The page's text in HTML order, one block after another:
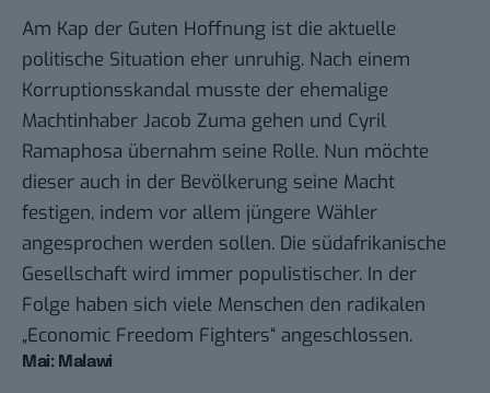
Am Kap der Guten Hoffnung ist die aktuelle
politische Situation eher unruhig. Nach einem
Korruptionsskandal musste der ehemalige
Machtinhaber Jacob Zuma gehen und Cyril
Ramaphosa übernahm seine Rolle. Nun möchte
dieser auch in der Bevölkerung seine Macht
festigen, indem vor allem jüngere Wähler
angesprochen werden sollen. Die südafrikanische
Gesellschaft wird immer populistischer. In der
Folge haben sich viele Menschen den radikalen
„Economic Freedom Fighters“ angeschlossen.
Mai: Malawi